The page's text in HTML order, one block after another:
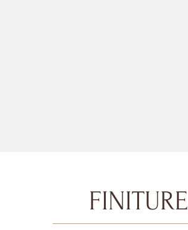
FINITURE